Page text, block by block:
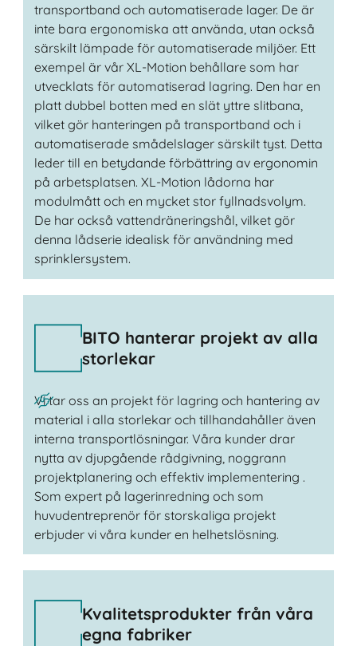
transportband och automatiserade lager. De är
inte bara ergonomiska att använda, utan också
särskilt lämpade för automatiserade miljöer. Ett
exempel är vår XL-Motion behållare som har
utvecklats för automatiserad lagring. Den har en
platt dubbel botten med en slät yttre slitbana,
vilket gör hanteringen på transportband och i
automatiserade smådelslager särskilt tyst. Detta
leder till en betydande förbättring av ergonomin
på arbetsplatsen. XL-Motion lådorna har
modulmått och en mycket stor fyllnadsvolym.
De har också vattendräneringshål, vilket gör
denna lådserie idealisk för användning med
sprinklersystem.
BITO hanterar projekt av alla
storlekar
Vi tar oss an projekt för lagring och hantering av
material i alla storlekar och tillhandahåller även
interna transportlösningar. Våra kunder drar
nytta av djupgående rådgivning, noggrann
projektplanering och effektiv implementering .
Som expert på lagerinredning och som
huvudentreprenör för storskaliga projekt
erbjuder vi våra kunder en helhetslösning.
Kvalitetsprodukter från våra
egna fabriker